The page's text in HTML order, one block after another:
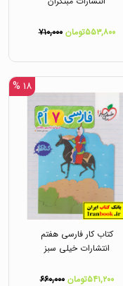
۵۵۳,۸۰۰تومان ۷۱۰,۰۰۰
۱۸ %
کتاب کار فارسی هفتم
انتشارات خیلی سبز
۵۴۱,۲۰۰تومان ۶۶۰,۰۰۰